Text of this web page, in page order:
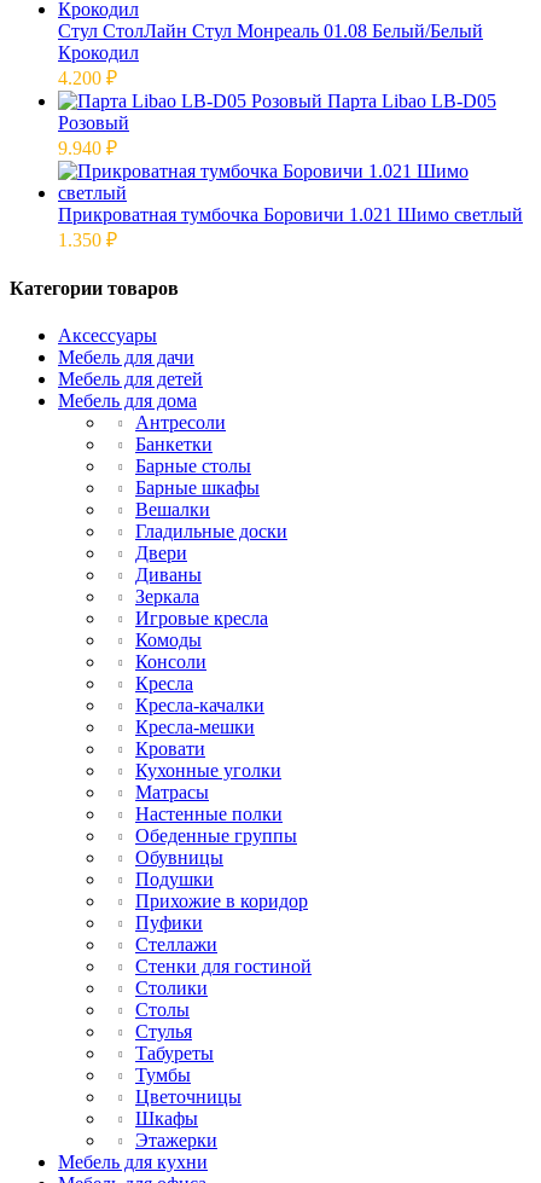
Стул СтолЛайн Стул Монреаль 01.08 Белый/Белый
Крокодил
4.200 ₽
Парта Libao LB-D05
Розовый
9.940 ₽
Прикроватная тумбочка Боровичи 1.021 Шимо светлый
1.350 ₽
Категории товаров
Аксессуары
Мебель для дачи
Мебель для детей
Мебель для дома
Антресоли
Банкетки
Барные столы
Барные шкафы
Вешалки
Гладильные доски
Двери
Диваны
Зеркала
Игровые кресла
Комоды
Консоли
Кресла
Кресла-качалки
Кресла-мешки
Кровати
Кухонные уголки
Матрасы
Настенные полки
Обеденные группы
Обувницы
Подушки
Прихожие в коридор
Пуфики
Стеллажи
Стенки для гостиной
Столики
Столы
Стулья
Табуреты
Тумбы
Цветочницы
Шкафы
Этажерки
Мебель для кухни